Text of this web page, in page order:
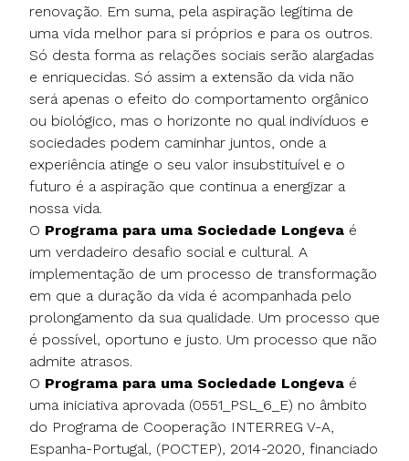
renovação. Em suma, pela aspiração legítima de
uma vida melhor para si próprios e para os outros.
Só desta forma as relações sociais serão alargadas
e enriquecidas. Só assim a extensão da vida não
será apenas o efeito do comportamento orgânico
ou biológico, mas o horizonte no qual indivíduos e
sociedades podem caminhar juntos, onde a
experiência atinge o seu valor insubstituível e o
futuro é a aspiração que continua a energizar a
nossa vida.
O Programa para uma Sociedade Longeva é
um verdadeiro desafio social e cultural. A
implementação de um processo de transformação
em que a duração da vida é acompanhada pelo
prolongamento da sua qualidade. Um processo que
é possível, oportuno e justo. Um processo que não
admite atrasos.
O Programa para uma Sociedade Longeva é
uma iniciativa aprovada (0551_PSL_6_E) no âmbito
do Programa de Cooperação INTERREG V-A,
Espanha-Portugal, (POCTEP), 2014-2020, financiado